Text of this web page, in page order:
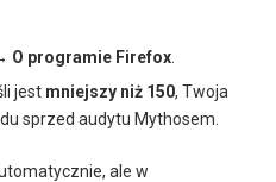
O programie Firefox
jest mniejszy niż 150, Twoja
sprzed audytu Mythosem.
ale w